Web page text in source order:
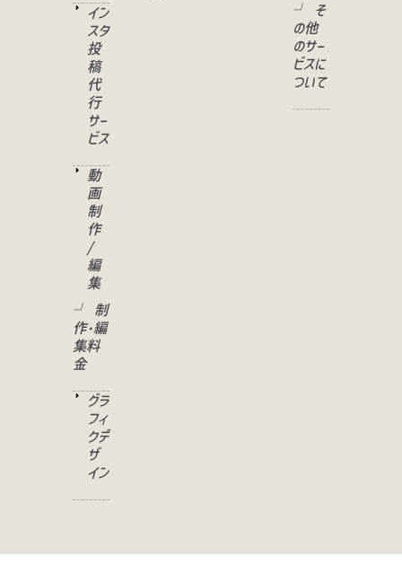
イン
スタ
投
稿
代
行
サー
ビス
動
画
制
作
/
編
集
└ 制
作･編
集料
金
グラ
フィ
クデ
ザ
イン
└ そ
の他
のサー
ビスに
ついて